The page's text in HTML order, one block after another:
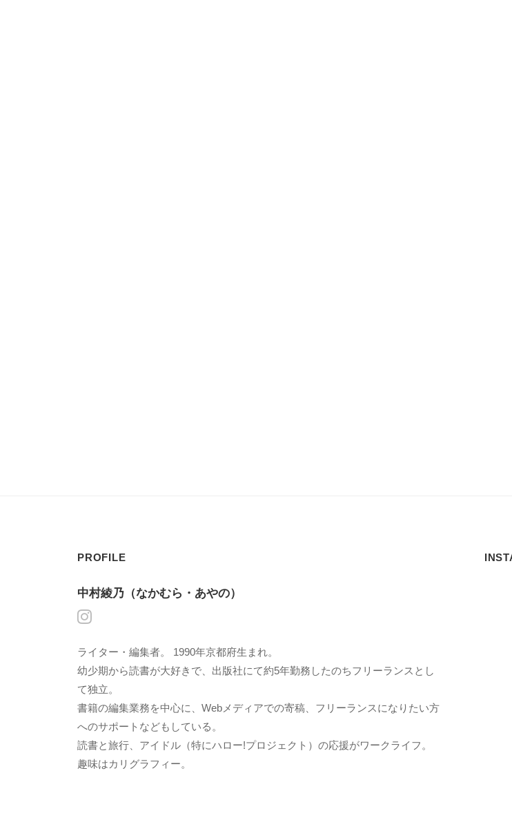
PROFILE
中村綾乃（なかむら・あやの）
ライター・編集者。 1990年京都府生まれ。
幼少期から読書が大好きで、出版社にて約5年勤務したのちフリーランスとし
て独立。
書籍の編集業務を中心に、Webメディアでの寄稿、フリーランスになりたい方
へのサポートなどもしている。
読書と旅行、アイドル（特にハロー!プロジェクト）の応援がワークライフ。
趣味はカリグラフィー。